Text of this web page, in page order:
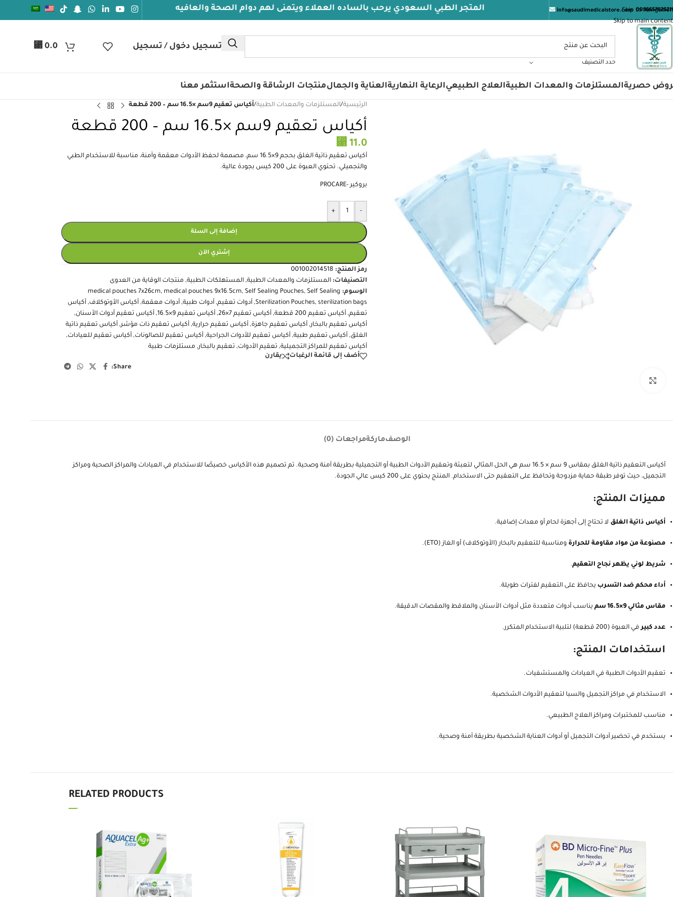
Skip to navigation
Skip to main content
info@saudimedicalstore.com المتجر الطبي السعودي يرحب بالساده العملاء ويتمنى لهم دوام الصحة والعافيه
حدد التصنيف
تسجيل دخول / تسجيل ⃁ 0.0
حصريةالمستلزمات والمعدات الطبيةالعلاج الطبيعيالرعاية النهاريةالعناية والجمالمنتجات الرشاقة والصحةاستثمر معنا
الرئيسية/المستلزمات والمعدات الطبية/أكياس تعقيم 9سم ×16.5 سم – 200 قطعة
أكياس تعقيم 9سم ×16.5 سم – 200 قطعة
⃁ 11.0
أكياس تعقيم ذاتية الغلق بحجم 9×16.5 سم، مصممة لحفظ الأدوات معقمة وآمنة، مناسبة للاستخدام الطبي
والتجميلي. تحتوي العبوة على 200 كيس بجودة عالية.
بروكير -PROCARE
-
+
إضافة إلى السلة
إشتري الآن
رمز المنتج: 001002014518
التصنيفات: المستلزمات والمعدات الطبية, المستهلكات الطبية, منتجات الوقاية من العدوى
الوسوم:
medical pouches 7x26cm, medical pouches 9x16.5cm, Self Sealing Pouches, Self Sealing
Sterilization Pouches, sterilization bags
, أدوات تعقيم, أدوات طبية, أدوات معقمة, أكياس الأوتوكلاف, أكياس
تعقيم, أكياس تعقيم 200 قطعة , أكياس تعقيم 7×26 , أكياس تعقيم 9×16.5 , أكياس تعقيم أدوات الأسنان,
أكياس تعقيم بالبخار , أكياس تعقيم جاهزة, أكياس تعقيم حرارية, أكياس تعقيم ذات مؤشر , أكياس تعقيم ذاتية
الغلق, أكياس تعقيم طبية, أكياس تعقيم للأدوات الجراحية, أكياس تعقيم للصالونات, أكياس تعقيم للعيادات,
أكياس تعقيم للمراكز التجميلية, تعقيم الأدوات, تعقيم بالبخار , مستلزمات طبية
أضف إلى قائمة الرغبات
يقارن
Share:
الوصفماركةمراجعات (0)
أكياس التعقيم ذاتية الغلق بمقاس 9 سم × 16.5 سم هي الحل المثالي لتعبئة وتعقيم الأدوات الطبية أو التجميلية بطريقة آمنة وصحية. تم تصميم هذه الأكياس خصيصًا للاستخدام في العيادات والمراكز الصحية ومراكز
التجميل، حيث توفر طبقة حماية مزدوجة وتحافظ على التعقيم حتى الاستخدام. المنتج يحتوي على 200 كيس عالي الجودة.
مميزات المنتج:
أكياس ذاتية الغلق لا تحتاج إلى أجهزة لحام أو معدات إضافية.
مصنوعة من مواد مقاومة للحرارة ومناسبة للتعقيم بالبخار (الأوتوكلاف) أو الغاز (ETO).
شريط لوني يظهر نجاح التعقيم.
أداء محكم ضد التسرب يحافظ على التعقيم لفترات طويلة.
مقاس مثالي 9×16.5 سم يناسب أدوات متعددة مثل أدوات الأسنان والملاقط والمقصات الدقيقة.
عدد كبيرفي العبوة (200 قطعة) لتلبية الاستخدام المتكرر.
استخدامات المنتج:
تعقيم الأدوات الطبية في العيادات والمستشفيات.
الاستخدام في مراكز التجميل والسبا لتعقيم الأدوات الشخصية.
مناسب للمختبرات ومراكز العلاج الطبيعي.
يستخدم في تحضير أدوات التجميل أو أدوات العناية الشخصية بطريقة آمنة وصحية.
Good
2 days ago
الموقع جدا متعاون لكن جهاز الشفط
من يولي سيء جدا وتعطل بعد
الاستعمال فورا. لا انصح بالمنتج مع ان
Turki AlRamah
1 month ago
نرجو من المتجر التأكيد على شركة
الشحن للاهتمام بالمنتجات الطبية حيث
HAMID KHAN
1 month ago 2 months ago
👍